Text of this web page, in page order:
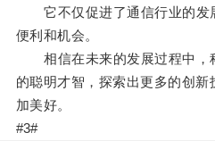
它不仅促进了通信行业的发
便利和机会。
相信在未来的发展过程中，
的聪明才智，探索出更多的创
加美好。
#3#